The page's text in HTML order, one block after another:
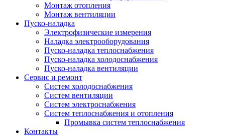
Монтаж отопления
Монтаж вентиляции
Пуско-наладка
Электрофизические измерения
Наладка электрооборудования
Пуско-наладка теплоснабжения
Пуско-наладка холодоснабжения
Пуско-наладка вентиляции
Сервис и ремонт
Систем холодоснабжения
Систем вентиляции
Систем электроснабжения
Систем теплоснабжения и отопления
Промывка систем теплоснабжения
Контакты